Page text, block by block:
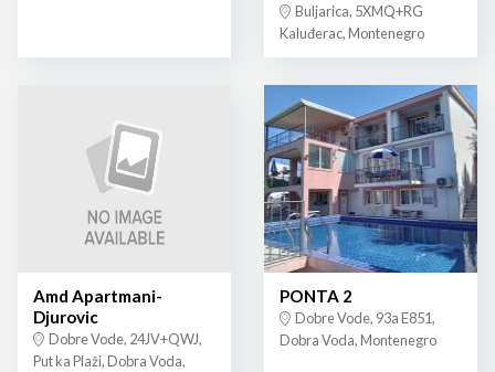
Buljarica, 5XMQ+RG
Kaluđerac, Montenegro
Amd Apartmani-
Djurovic
Dobre Vode, 24JV+QWJ,
Put ka Plaži, Dobra Voda,
PONTA 2
Dobre Vode, 93a E851,
Dobra Voda, Montenegro